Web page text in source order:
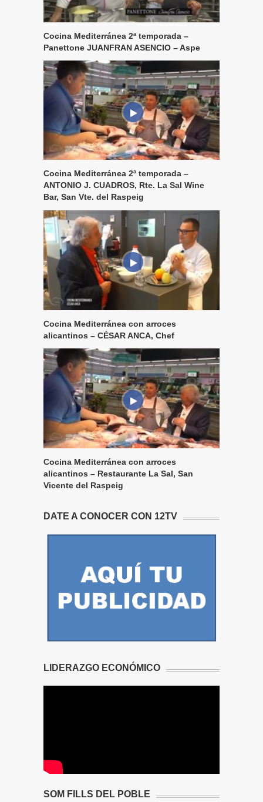
Cocina Mediterránea 2ª temporada –
Panettone JUANFRAN ASENCIO – Aspe
Cocina Mediterránea 2ª temporada –
ANTONIO J. CUADROS, Rte. La Sal Wine
Bar, San Vte. del Raspeig
Cocina Mediterránea con arroces
alicantinos – CÉSAR ANCA, Chef
Cocina Mediterránea con arroces
alicantinos – Restaurante La Sal, San
Vicente del Raspeig
DATE A CONOCER CON 12TV
LIDERAZGO ECONÓMICO
SOM FILLS DEL POBLE